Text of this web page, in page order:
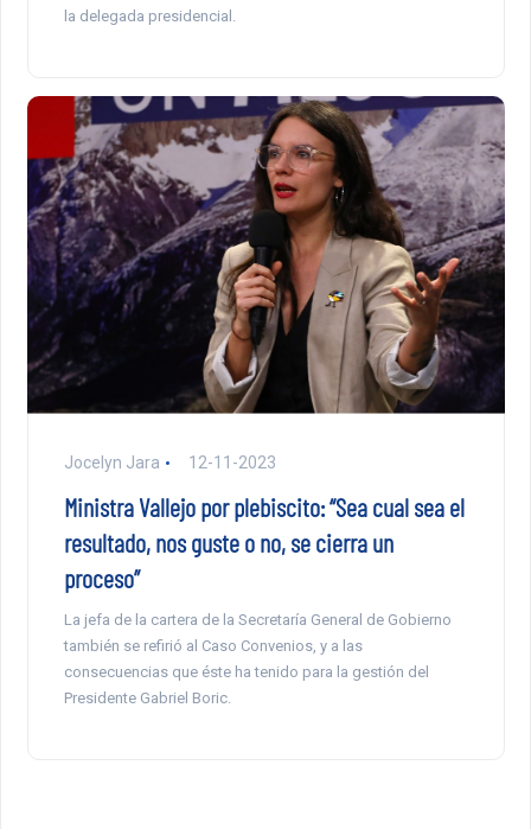
la delegada presidencial.
Jocelyn Jara 12-11-2023
Ministra Vallejo por plebiscito: “Sea cual sea el
resultado, nos guste o no, se cierra un
proceso”
La jefa de la cartera de la Secretaría General de Gobierno
también se refirió al Caso Convenios, y a las
consecuencias que éste ha tenido para la gestión del
Presidente Gabriel Boric.